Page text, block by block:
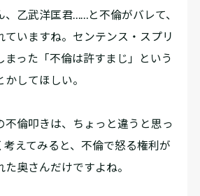
乙武洋匡君……と不倫がバレて、
ていますね。センテンス・スプリ
まった「不倫は許すまじ」という
してほしい。
倫叩きは、ちょっと違うと思っ
考えてみると、不倫で怒る権利が
奥さんだけですよね。